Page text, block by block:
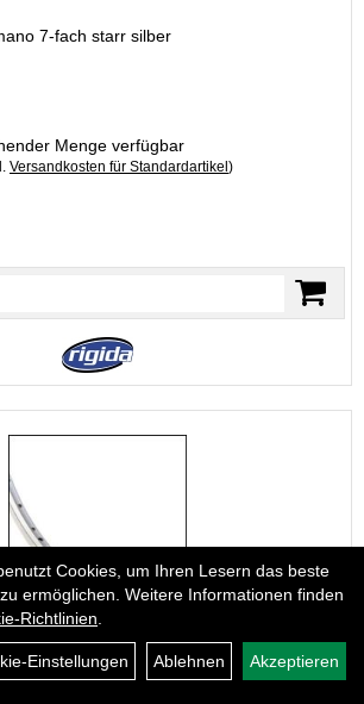
7-fach starr silber
Menge verfügbar
Versandkosten für Standardartikel )
Alu 3 Gg Shimano
Cookies, um Ihren Lesern das beste
ermöglichen. Weitere Informationen finden
Richtlinien
Einstellungen Ablehnen Akzeptieren